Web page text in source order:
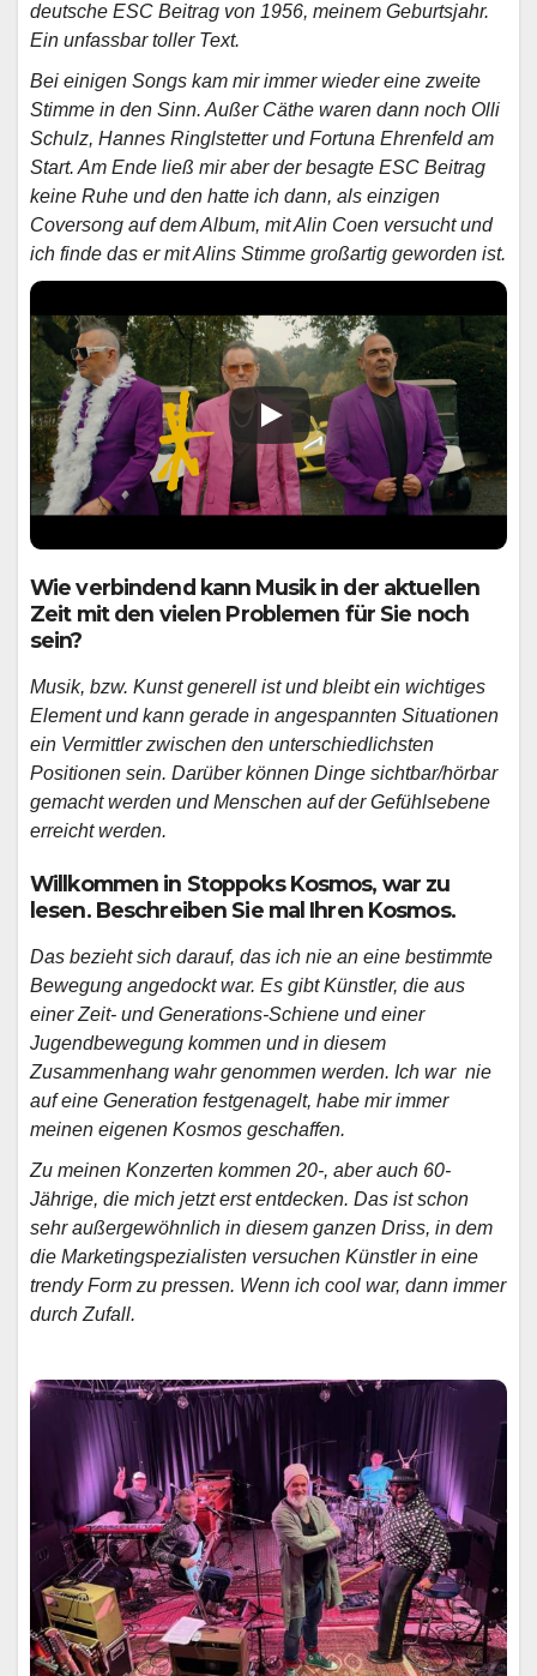
deutsche ESC Beitrag von 1956, meinem Geburtsjahr.
Ein unfassbar toller Text.
Bei einigen Songs kam mir immer wieder eine zweite
Stimme in den Sinn. Außer Cäthe waren dann noch Olli
Schulz, Hannes Ringlstetter und Fortuna Ehrenfeld am
Start. Am Ende ließ mir aber der besagte ESC Beitrag
keine Ruhe und den hatte ich dann, als einzigen
Coversong auf dem Album, mit Alin Coen versucht und
ich finde das er mit Alins Stimme großartig geworden ist.
Wie verbindend kann Musik in der aktuellen
Zeit mit den vielen Problemen für Sie noch
sein?
Musik, bzw. Kunst generell ist und bleibt ein wichtiges
Element und kann gerade in angespannten Situationen
ein Vermittler zwischen den unterschiedlichsten
Positionen sein. Darüber können Dinge sichtbar/hörbar
gemacht werden und Menschen auf der Gefühlsebene
erreicht werden.
Willkommen in Stoppoks Kosmos, war zu
lesen. Beschreiben Sie mal Ihren Kosmos.
Das bezieht sich darauf, das ich nie an eine bestimmte
Bewegung angedockt war. Es gibt Künstler, die aus
einer Zeit- und Generations-Schiene und einer
Jugendbewegung kommen und in diesem
Zusammenhang wahr genommen werden. Ich war nie
auf eine Generation festgenagelt, habe mir immer
meinen eigenen Kosmos geschaffen.
Zu meinen Konzerten kommen 20-, aber auch 60-
Jährige, die mich jetzt erst entdecken. Das ist schon
sehr außergewöhnlich in diesem ganzen Driss, in dem
die Marketingspezialisten versuchen Künstler in eine
trendy Form zu pressen. Wenn ich cool war, dann immer
durch Zufall.